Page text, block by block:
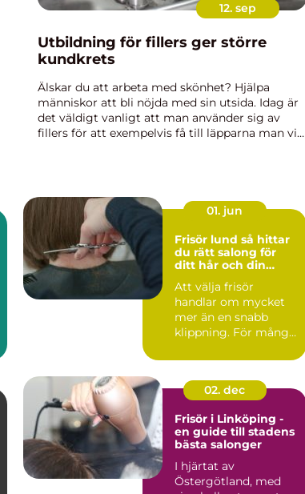
12. sep
Utbildning för fillers ger större
kundkrets
Älskar du att arbeta med skönhet? Hjälpa
människor att bli nöjda med sin utsida. Idag är
det väldigt vanligt att man använder sig av
fillers för att exempelvis få till läpparna man vill
01. jun
Frisör lund så hittar
du rätt salong för
ditt hår och din
Att välja frisör
handlar om mycket
mer än en snabb
klippning. För många
frisörbesöket en p...
02. dec
Frisör i Linköping -
en guide till stadens
bästa salonger
I hjärtat av
Östergötland, med